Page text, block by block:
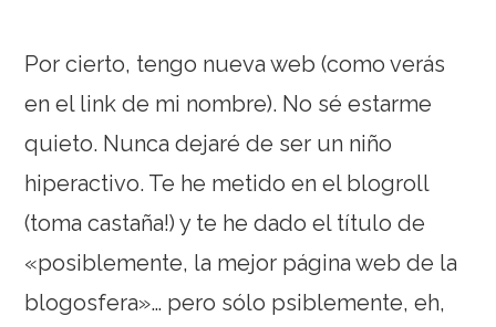
Por cierto, tengo nueva web (como verás
en el link de mi nombre). No sé estarme
quieto. Nunca dejaré de ser un niño
hiperactivo. Te he metido en el blogroll
(toma castaña!) y te he dado el título de
«posiblemente, la mejor página web de la
blogosfera»… pero sólo psiblemente, eh,